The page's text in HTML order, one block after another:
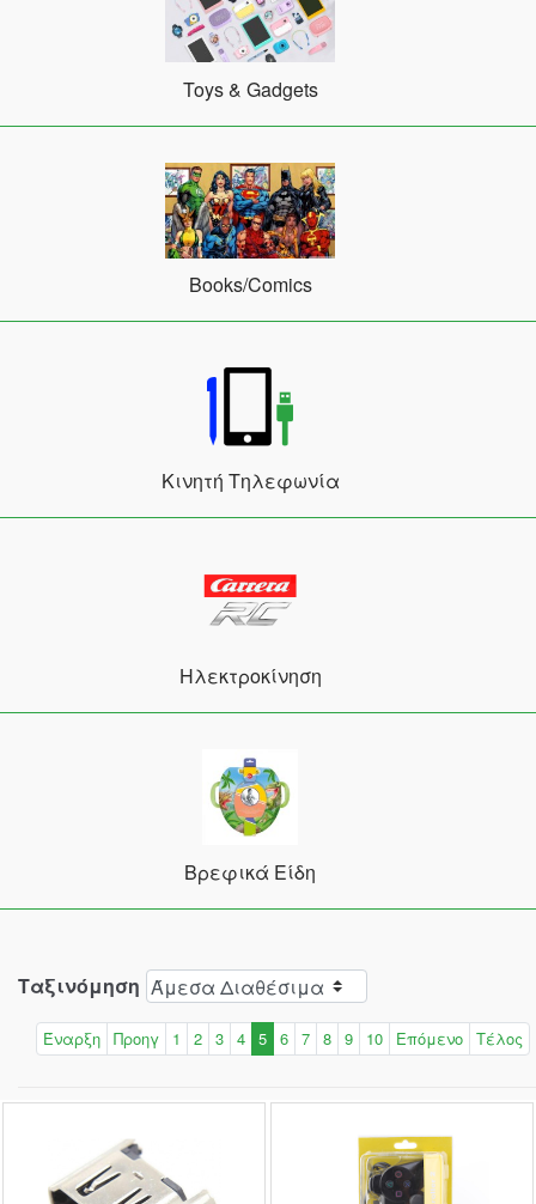
Toys & Gadgets
Books/Comics
Κινητή Τηλεφωνία
Ηλεκτροκίνηση
Βρεφικά Είδη
Ταξινόμηση
Έναρξη Προηγ 1 2 3 4 5 6 7 8 9 10 Επόμενο Τέλος